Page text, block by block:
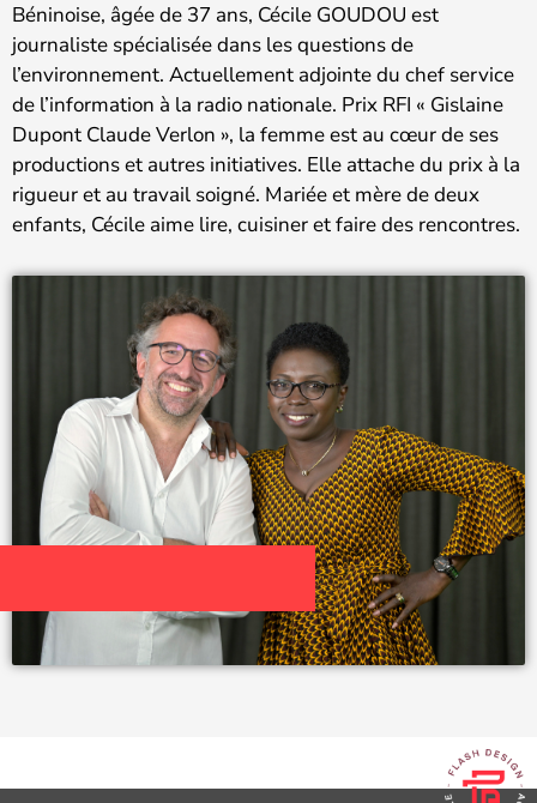
Béninoise, âgée de 37 ans, Cécile GOUDOU est
journaliste spécialisée dans les questions de
l’environnement. Actuellement adjointe du chef service
de l’information à la radio nationale. Prix RFI « Gislaine
Dupont Claude Verlon », la femme est au cœur de ses
productions et autres initiatives. Elle attache du prix à la
rigueur et au travail soigné. Mariée et mère de deux
enfants, Cécile aime lire, cuisiner et faire des rencontres.